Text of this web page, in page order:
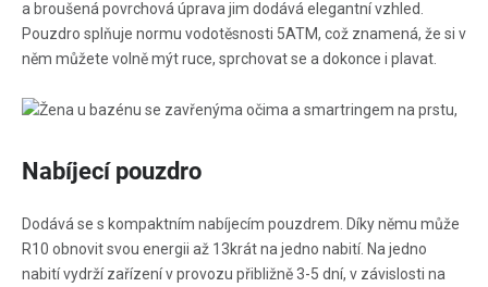
a broušená povrchová úprava jim dodává elegantní vzhled.
Pouzdro splňuje normu vodotěsnosti 5ATM, což znamená, že si v
něm můžete volně mýt ruce, sprchovat se a dokonce i plavat.
Nabíjecí pouzdro
Dodává se s kompaktním nabíjecím pouzdrem. Díky němu může
R10 obnovit svou energii až 13krát na jedno nabití. Na jedno
nabití vydrží zařízení v provozu přibližně 3-5 dní, v závislosti na